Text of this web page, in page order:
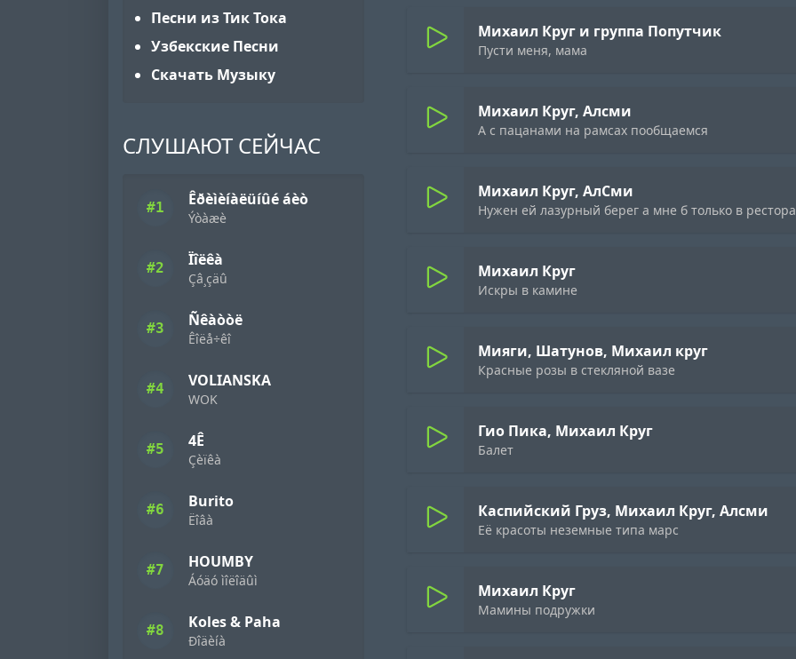
Песни из Тик Тока
Узбекские Песни
Скачать Музыку
СЛУШАЮТ СЕЙЧАС
#1 Êðèìèíàëüíûé áèò
Ýòàæè
#2 Ïîëêà
Çâ¸çäû
#3 Ñêàòòë
Êîëå÷êî
#4 VOLIANSKA
WOK
#5 4Ê
Çèïêà
#6 Burito
Ëîâà
#7 HOUMBY
Áóäó ìîëîäûì
#8 Koles & Paha
Ðîäèíà
Михаил Круг и группа Попутчик
Пусти меня, мама
Михаил Круг, Алсми
А с пацанами на рамсах пообщаемся
Михаил Круг, АлСми
Нужен ей лазурный берег а мне б только в
Михаил Круг
Искры в камине
Мияги, Шатунов, Михаил круг
Красные розы в стекляной вазе
Гио Пика, Михаил Круг
Балет
Каспийский Груз, Михаил Круг, Алсми
Её красоты неземные типа марс
Михаил Круг
Мамины подружки